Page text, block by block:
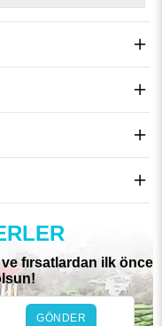
fırsatlardan ilk önce
GÖNDER